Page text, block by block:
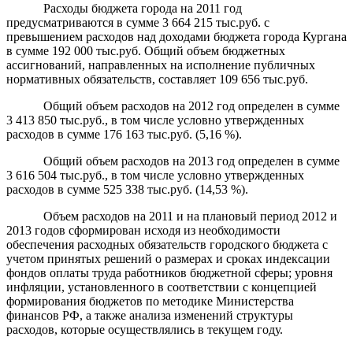
Расходы бюджета города на 2011 год
предусматриваются в сумме 3 664 215 тыс.руб. с
превышением расходов над доходами бюджета города Кургана
в сумме 192 000 тыс.руб. Общий объем бюджетных
ассигнований, направленных на исполнение публичных
нормативных обязательств, составляет 109 656 тыс.руб.
Общий объем расходов на 2012 год определен в сумме
3 413 850 тыс.руб., в том числе условно утвержденных
расходов в сумме 176 163 тыс.руб. (5,16 %).
Общий объем расходов на 2013 год определен в сумме
3 616 504 тыс.руб., в том числе условно утвержденных
расходов в сумме 525 338 тыс.руб. (14,53 %).
Объем расходов на 2011 и на плановый период 2012 и
2013 годов сформирован исходя из необходимости
обеспечения расходных обязательств городского бюджета с
учетом принятых решений о размерах и сроках индексации
фондов оплаты труда работников бюджетной сферы; уровня
инфляции, установленного в соответствии с концепцией
формирования бюджетов по методике Министерства
финансов РФ, а также анализа изменений структуры
расходов, которые осуществлялись в текущем году.